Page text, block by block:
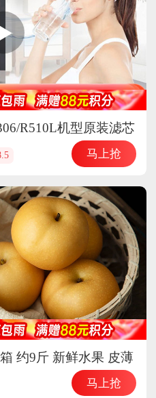
R510L机型原装滤芯
马上抢
约9斤 新鲜水果 皮薄
马上抢